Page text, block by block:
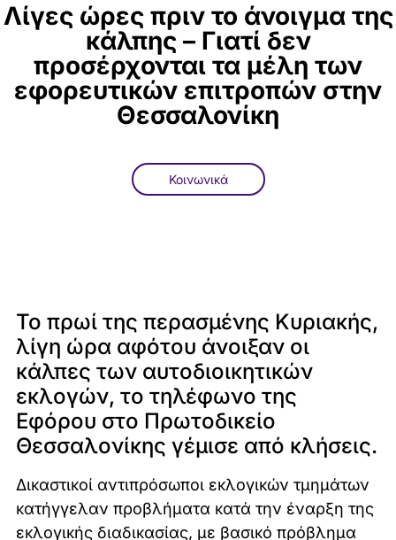
Λίγες ώρες πριν το άνοιγμα της
κάλπης – Γιατί δεν
προσέρχονται τα μέλη των
εφορευτικών επιτροπών στην
Θεσσαλονίκη
Κοινωνικά
Το πρωί της περασμένης Κυριακής,
λίγη ώρα αφότου άνοιξαν οι
κάλπες των αυτοδιοικητικών
εκλογών, το τηλέφωνο της
Εφόρου στο Πρωτοδικείο
Θεσσαλονίκης γέμισε από κλήσεις.
Δικαστικοί αντιπρόσωποι εκλογικών τμημάτων
κατήγγελαν προβλήματα κατά την έναρξη της
εκλογικής διαδικασίας, με βασικό πρόβλημα